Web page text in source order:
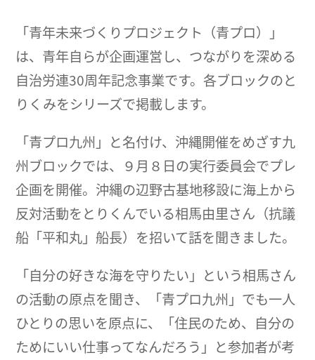
「青年未来づくりプロジェクト（青プロ）」
は、青年自らが企画運営し、つながりを深める
自治労連30周年記念事業です。各ブロックのと
りくみをシリーズで掲載します。
「青プロ九州」と名付け、沖縄開催をめざす九
州ブロックでは、９月８日の実行委員会でプレ
企画を開催。沖縄の辺野古基地移設に海上から
反対活動をとりくんでいる相馬由里さん（抗議
船「平和丸」船長）を招いて話を聞きました。
「自分の好きな海を守りたい」という相馬さん
の活動の原点を聞き、「青プロ九州」でも一人
ひとりの思いを原点に、「住民のため、自分の
ためにいい仕事ってなんだろう」と参加者が考